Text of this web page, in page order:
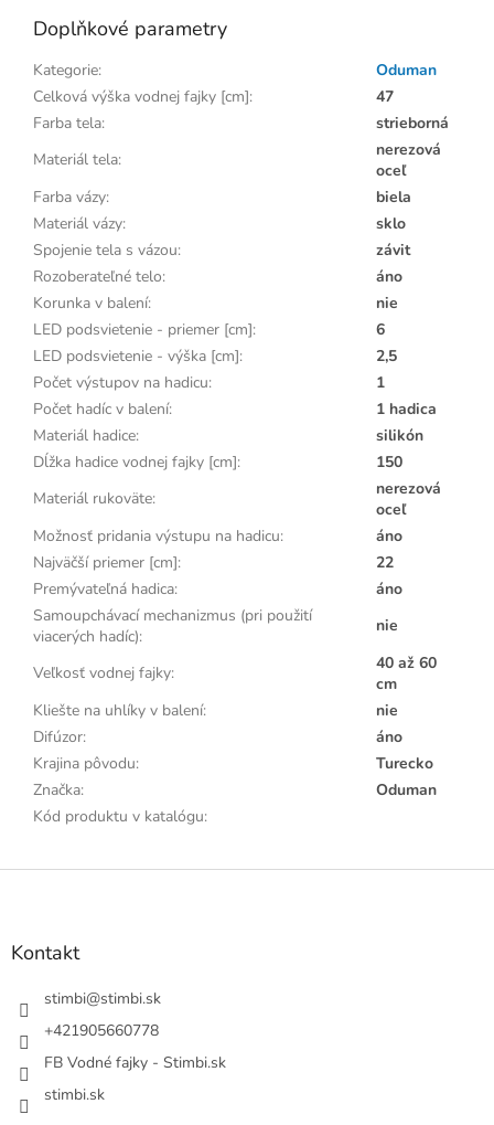
Doplňkové parametry
Kategorie:
Oduman
Celková výška vodnej fajky [cm]:
47
Farba tela:
strieborná
Materiál tela:
nerezová
oceľ
Farba vázy:
biela
Materiál vázy:
sklo
Spojenie tela s vázou:
závit
Rozoberateľné telo:
áno
Korunka v balení:
nie
LED podsvietenie - priemer [cm]:
6
LED podsvietenie - výška [cm]:
2,5
Počet výstupov na hadicu:
1
Počet hadíc v balení:
1 hadica
Materiál hadice:
silikón
Dĺžka hadice vodnej fajky [cm]:
150
Materiál rukoväte:
nerezová
oceľ
Možnosť pridania výstupu na hadicu:
áno
Najväčší priemer [cm]:
22
Premývateľná hadica:
áno
Samoupchávací mechanizmus (pri použití
viacerých hadíc):
nie
Veľkosť vodnej fajky:
40 až 60
cm
Kliešte na uhlíky v balení:
nie
Difúzor:
áno
Krajina pôvodu:
Turecko
Značka:
Oduman
Kód produktu v katalógu:
Z
Kontakt
stimbi@stimbi.sk
+421905660778
FB Vodné fajky - Stimbi.sk
stimbi.sk